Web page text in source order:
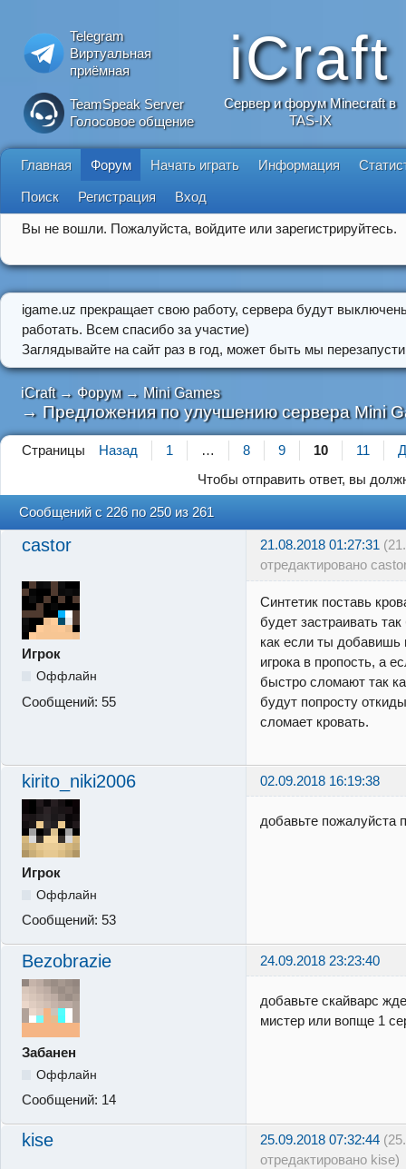
Telegram
Виртуальная
приёмная
TeamSpeak Server
Голосовое общение
iCraft
Сервер и форум Minecraft в
TAS-IX
Главная Форум Начать играть Информация
Поиск Регистрация Вход
Вы не вошли. Пожалуйста, войдите или зарегистрируйтесь.
igame.uz прекращает свою работу, сервера будут
работать. Всем спасибо за участие)
Заглядывайте на сайт раз в год, может быть мы
iCraft → Форум → Mini Games
→ Предложения по улучшению сервера Mini
Страницы Назад 1 … 8 9 10 11
Чтобы отправить ответ, вы
Сообщений с 226 по 250 из 261
castor 21.08.2018 01:27:31
отредактировано
Игрок
Оффлайн
Сообщений: 55
Синтетик поставь
будет застраивать
как если ты добавишь
игрока в пропость, а
быстро сломают так
будут попросту
сломает кровать.
kirito_niki2006 02.09.2018 16:19:38
Игрок
Оффлайн
Сообщений: 53
добавьте пожалуйста
Bezobrazie 24.09.2018 23:23:40
Забанен
Оффлайн
Сообщений: 14
добавьте скайварс
мистер или вопще 1
kise 25.09.2018 07:32:44
отредактировано kise)